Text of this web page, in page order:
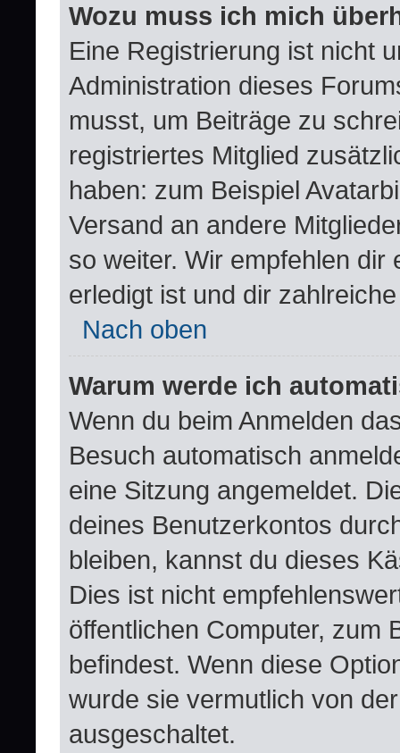
Wozu muss ich mich
Eine Registrierung ist nicht
Administration dieses
musst, um Beiträge zu
registriertes Mitglied
haben: zum Beispiel
Versand an andere
so weiter. Wir empfehlen dir
erledigt ist und dir
Nach oben
Warum werde ich
Wenn du beim Anmelden
Besuch automatisch
eine Sitzung angemeldet.
deines Benutzerkontos
bleiben, kannst du dieses
Dies ist nicht
öffentlichen Computer, zum
befindest. Wenn diese
wurde sie vermutlich von
ausgeschaltet.